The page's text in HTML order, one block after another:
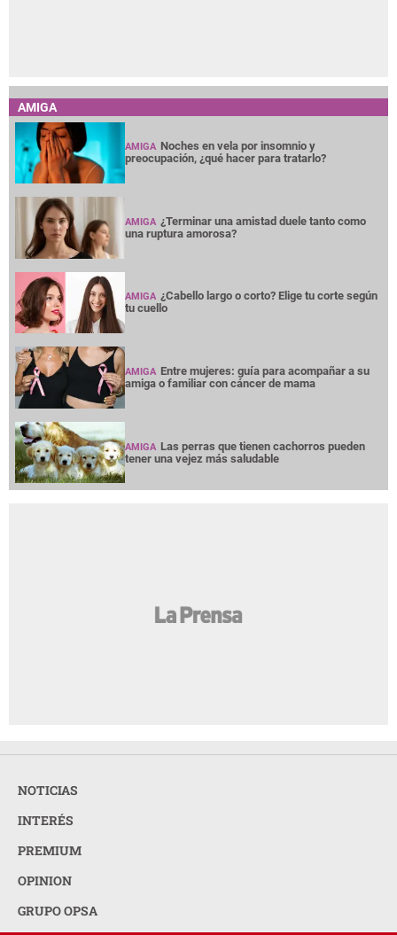
AMIGA
AMIGA Noches en vela por insomnio y
preocupación, ¿qué hacer para tratarlo?
AMIGA ¿Terminar una amistad duele tanto como
una ruptura amorosa?
AMIGA ¿Cabello largo o corto? Elige tu corte según
tu cuello
AMIGA Entre mujeres: guía para acompañar a su
amiga o familiar con cáncer de mama
AMIGA Las perras que tienen cachorros pueden
tener una vejez más saludable
NOTICIAS
INTERÉS
PREMIUM
OPINION
GRUPO OPSA